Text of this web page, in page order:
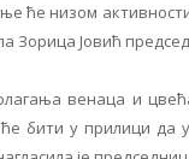
ће низом
Зорица Јовић
венаца и
бити у прилици да у